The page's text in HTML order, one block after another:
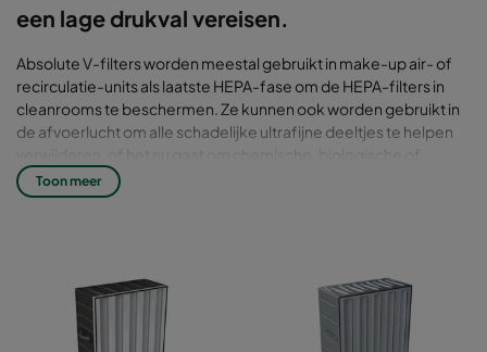
een lage drukval vereisen.
Absolute V-filters worden meestal gebruikt in make-up air- of
recirculatie-units als laatste HEPA-fase om de HEPA-filters in
cleanrooms te beschermen. Ze kunnen ook worden gebruikt in
de afvoerlucht om alle schadelijke ultrafijne deeltjes te helpen
radioactieve deeltjes.
van onze gepatenteerde CMS™-technologie (controlled media
spacing) voor een optimale luchtstroom en de beste
mediaprestaties. Samen met de tussenliggende hotmelt-
Toon meer